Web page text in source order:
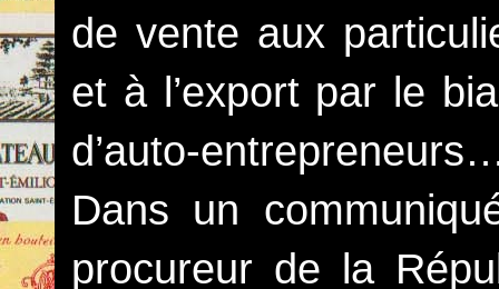
de vente aux
et à l’export par le
d’auto-
Dans un
procureur de la